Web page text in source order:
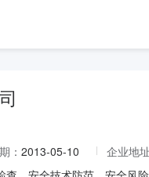
： 2013-05-10 企业地